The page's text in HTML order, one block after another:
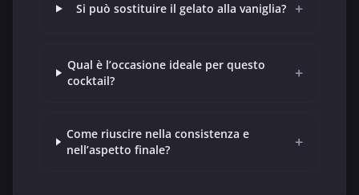
Si può sostituire il gelato alla vaniglia? +
Qual è l’occasione ideale per questo
cocktail?
+
Come riuscire nella consistenza e
nell’aspetto finale?
+